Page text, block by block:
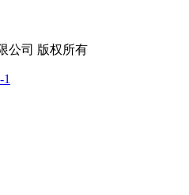
公司 版权所有